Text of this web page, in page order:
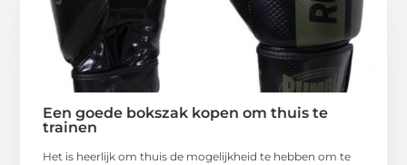
Een goede bokszak kopen om thuis te
trainen
Het is heerlijk om thuis de mogelijkheid te hebben om te